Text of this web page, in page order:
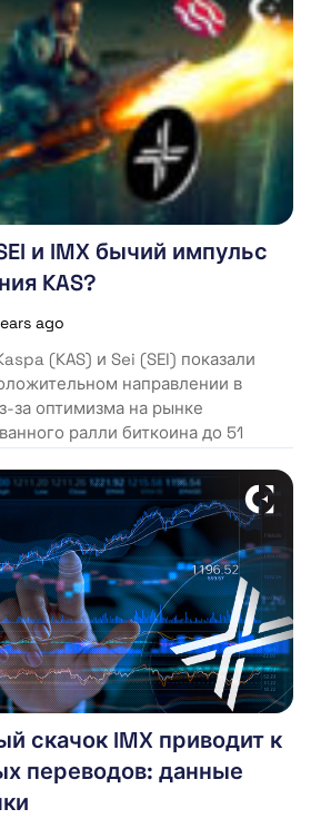
и IMX бычий импульс
KAS?
ago
(KAS) и Sei (SEI) показали
направлении в
за оптимизма на рынке
ралли биткоина до 51
скачок IMX приводит к
переводов: данные